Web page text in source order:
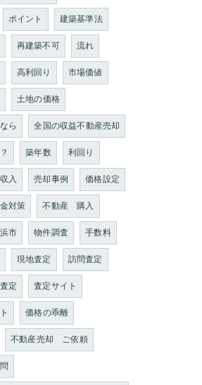
ポイント
建築基準法
再建築不可
流れ
高利回り
市場価値
土地の価格
ら
全国の収益不動産売却
築年数
利回り
入 売却事例
価格設定
対策
不動産 購入
市 物件調査
手数料
現地査定
訪問査定
定
査定サイト
価格の乖離
不動産売却 ご依頼